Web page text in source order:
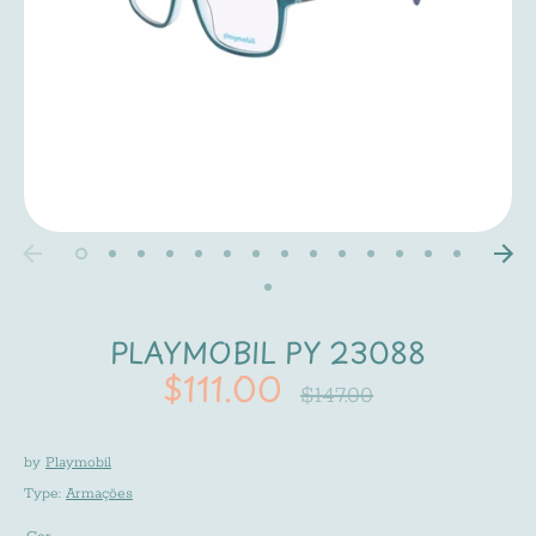
PLAYMOBIL PY 23088
$111.00
Regular
$147.00
by Playmobil
Type: Armações